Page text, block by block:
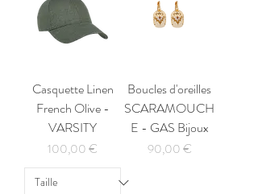
Casquette Linen
French Olive -
VARSITY
Prix
100,00 €
Boucles d'oreilles
SCARAMOUCH
E - GAS Bijoux
Prix
90,00 €